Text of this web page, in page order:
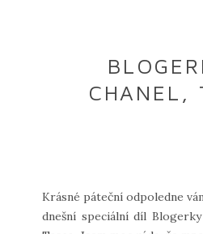
CHANEL,
Krásné páteční odpoledne
dnešní speciální díl